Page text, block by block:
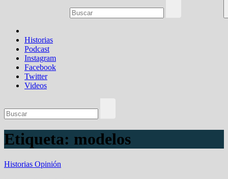
Historias
Podcast
Instagram
Facebook
Twitter
Videos
Etiqueta: modelos
Historias Opinión